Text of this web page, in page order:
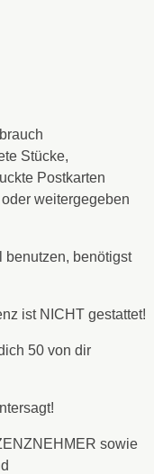
Stücke,
Postkarten
weitergegeben
benutzen, benötigst
ist NICHT gestattet!
50 von dir
sowie